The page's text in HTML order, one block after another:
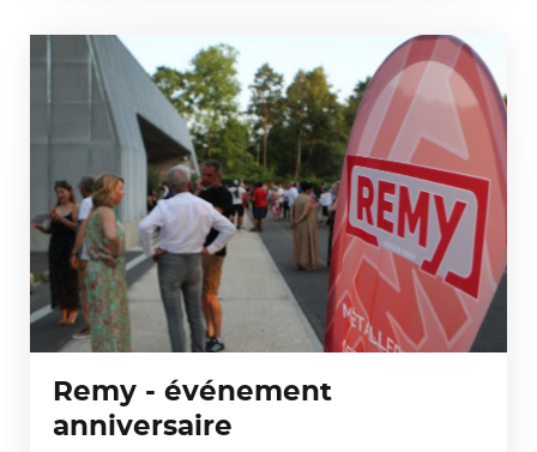
Remy - événement
anniversaire